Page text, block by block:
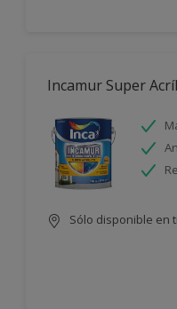
Incamur Super
Sólo disponible en